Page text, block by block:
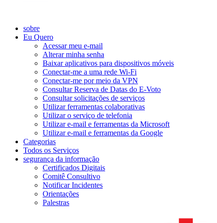
sobre
Eu Quero
Acessar meu e-mail
Alterar minha senha
Baixar aplicativos para dispositivos móveis
Conectar-me a uma rede Wi-Fi
Conectar-me por meio da VPN
Consultar Reserva de Datas do E-Voto
Consultar solicitações de serviços
Utilizar ferramentas colaborativas
Utilizar o serviço de telefonia
Utilizar e-mail e ferramentas da Microsoft
Utilizar e-mail e ferramentas da Google
Categorias
Todos os Serviços
segurança da informação
Certificados Digitais
Comitê Consultivo
Notificar Incidentes
Orientações
Palestras